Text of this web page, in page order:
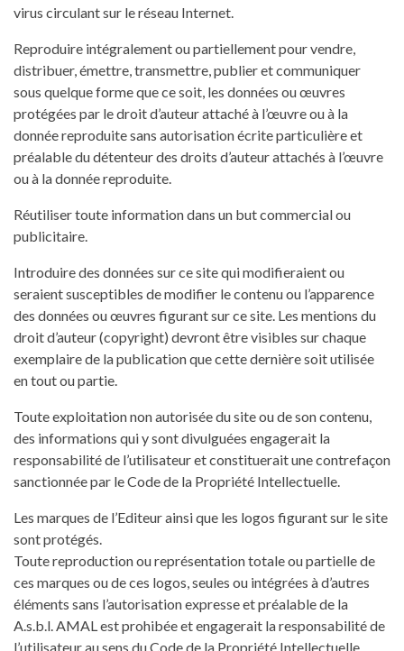
virus circulant sur le réseau Internet.
Reproduire intégralement ou partiellement pour vendre,
distribuer, émettre, transmettre, publier et communiquer
sous quelque forme que ce soit, les données ou œuvres
protégées par le droit d’auteur attaché à l’œuvre ou à la
donnée reproduite sans autorisation écrite particulière et
préalable du détenteur des droits d’auteur attachés à l’œuvre
ou à la donnée reproduite.
Réutiliser toute information dans un but commercial ou
publicitaire.
Introduire des données sur ce site qui modifieraient ou
seraient susceptibles de modifier le contenu ou l’apparence
des données ou œuvres figurant sur ce site. Les mentions du
droit d’auteur (copyright) devront être visibles sur chaque
exemplaire de la publication que cette dernière soit utilisée
en tout ou partie.
Toute exploitation non autorisée du site ou de son contenu,
des informations qui y sont divulguées engagerait la
responsabilité de l’utilisateur et constituerait une contrefaçon
sanctionnée par le Code de la Propriété Intellectuelle.
Les marques de l’Editeur ainsi que les logos figurant sur le site
sont protégés.
Toute reproduction ou représentation totale ou partielle de
ces marques ou de ces logos, seules ou intégrées à d’autres
éléments sans l’autorisation expresse et préalable de la
A.s.b.l. AMAL est prohibée et engagerait la responsabilité de
l’utilisateur au sens du Code de la Propriété Intellectuelle.